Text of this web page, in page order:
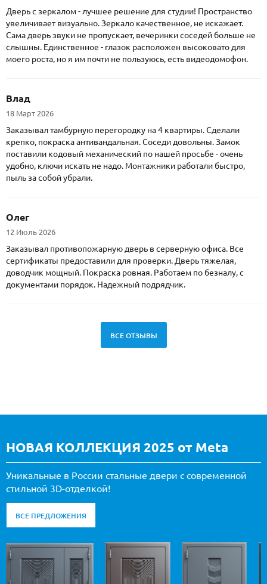
Дверь с зеркалом - лучшее решение для студии! Пространство
увеличивает визуально. Зеркало качественное, не искажает.
Сама дверь звуки не пропускает, вечеринки соседей больше не
слышны. Единственное - глазок расположен высоковато для
моего роста, но я им почти не пользуюсь, есть видеодомофон.
Влад
18 Март 2026
Заказывал тамбурную перегородку на 4 квартиры. Сделали
крепко, покраска антивандальная. Соседи довольны. Замок
поставили кодовый механический по нашей просьбе - очень
удобно, ключи искать не надо. Монтажники работали быстро,
пыль за собой убрали.
Олег
12 Июль 2026
Заказывал противопожарную дверь в серверную офиса. Все
сертификаты предоставили для проверки. Дверь тяжелая,
доводчик мощный. Покраска ровная. Работаем по безналу, с
документами порядок. Надежный подрядчик.
ВСЕ ОТЗЫВЫ
НОВАЯ КОЛЛЕКЦИЯ 2025 от Meta
Уникальные в России стальные двери с современной
стильной 3D-отделкой!
ВСЕ ПРЕДЛОЖЕНИЯ